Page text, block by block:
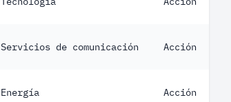
Servicios de comunicación Acción
Energía Acción